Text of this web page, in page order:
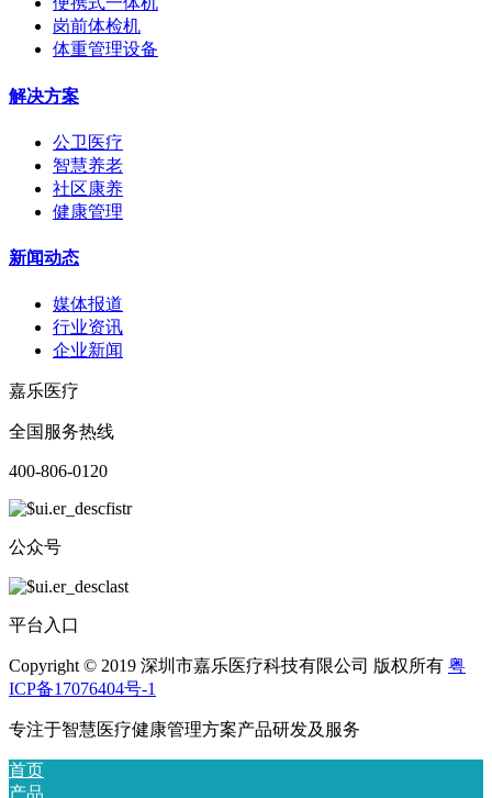
岗前体检机
体重管理设备
解决方案
公卫医疗
智慧养老
社区康养
健康管理
新闻动态
媒体报道
行业资讯
企业新闻
嘉乐医疗
全国服务热线
400-806-0120
公众号
平台入口
Copyright © 2019 深圳市嘉乐医疗科技有限公司 版权所有 粤
ICP备17076404号-1
专注于智慧医疗健康管理方案产品研发及服务
首页
产品